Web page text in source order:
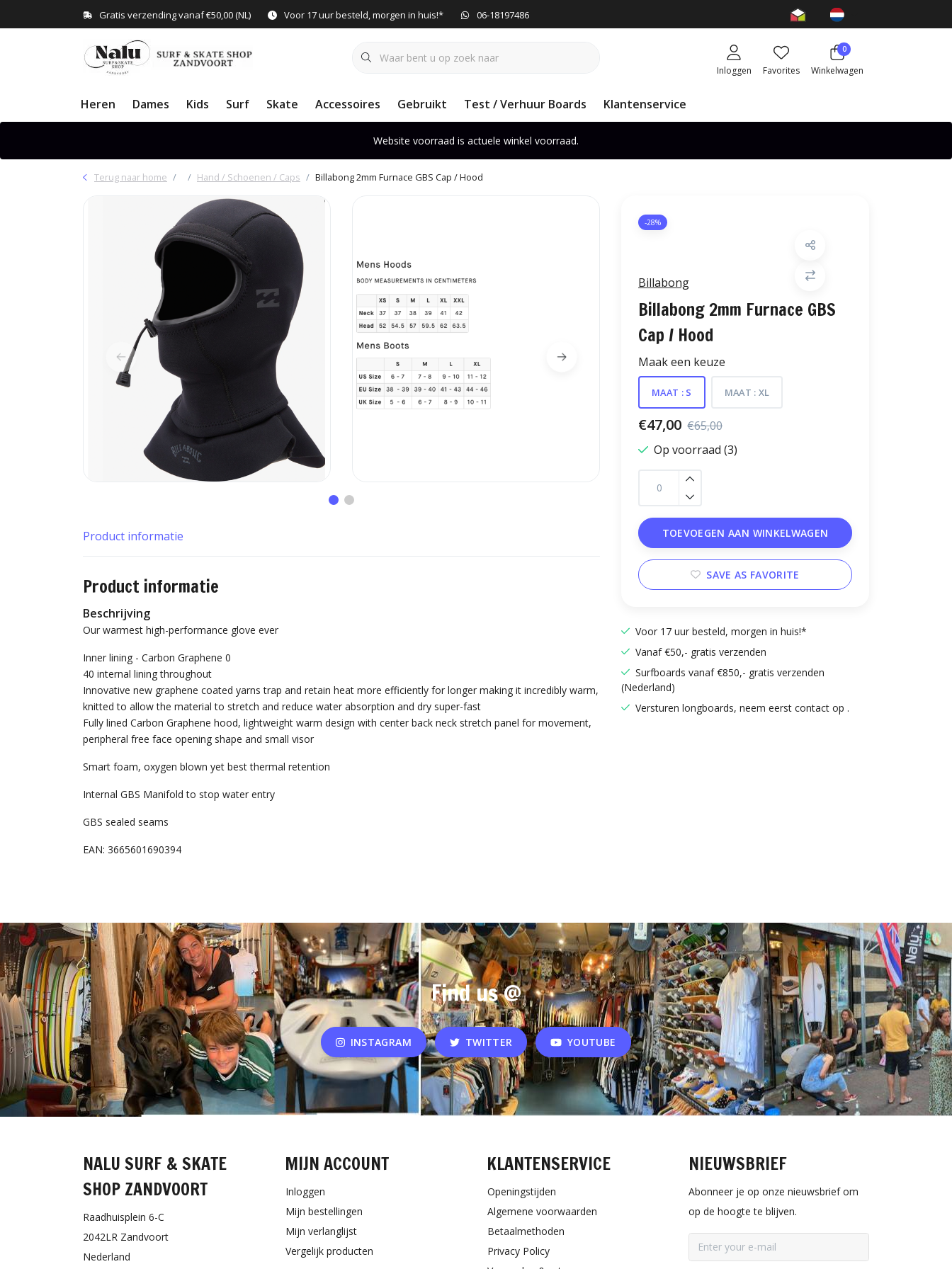
Gratis verzending vanaf €50,00 (NL) Voor 17 uur besteld, morgen in huis!* 06-18197486
Inloggen Favorites
0
Winkelwagen
Heren Dames Kids Surf Skate Accessoires Gebruikt Test / Verhuur Boards Klantenservice
Website voorraad is actuele winkel voorraad.
Terug naar home Hand / Schoenen / Caps Billabong 2mm Furnace GBS Cap / Hood
-28%
Billabong
Billabong 2mm Furnace GBS
Cap / Hood
Maak een keuze
MAAT : S MAAT : XL
€47,00 €65,00
Op voorraad (3)
TOEVOEGEN AAN WINKELWAGEN
SAVE AS FAVORITE
Voor 17 uur besteld, morgen in huis!*
Vanaf €50,- gratis verzenden
Surfboards vanaf €850,- gratis verzenden
(Nederland)
Versturen longboards, neem eerst contact op .
Product informatie
Product informatie
Beschrijving
Our warmest high-performance glove ever
Inner lining - Carbon Graphene 0
40 internal lining throughout
Innovative new graphene coated yarns trap and retain heat more efficiently for longer making it incredibly warm,
knitted to allow the material to stretch and reduce water absorption and dry super-fast
Fully lined Carbon Graphene hood, lightweight warm design with center back neck stretch panel for movement,
peripheral free face opening shape and small visor
Smart foam, oxygen blown yet best thermal retention
Internal GBS Manifold to stop water entry
GBS sealed seams
EAN: 3665601690394
Find us @
INSTAGRAM TWITTER YOUTUBE
NALU SURF & SKATE
SHOP ZANDVOORT
Raadhuisplein 6-C
2042LR Zandvoort
Nederland
MIJN ACCOUNT
Inloggen
Mijn bestellingen
Mijn verlanglijst
Vergelijk producten
KLANTENSERVICE
Openingstijden
Algemene voorwaarden
Betaalmethoden
Privacy Policy
NIEUWSBRIEF
Abonneer je op onze nieuwsbrief om
op de hoogte te blijven.